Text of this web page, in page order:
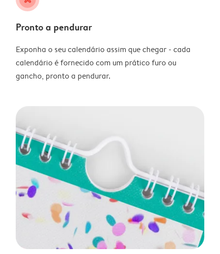
Pronto a pendurar
Exponha o seu calendário assim que chegar - cada
calendário é fornecido com um prático furo ou
gancho, pronto a pendurar.